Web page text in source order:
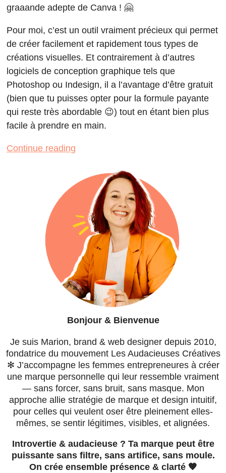
graaande adepte de Canva ! 🤗
Pour moi, c’est un outil vraiment précieux qui permet
de créer facilement et rapidement tous types de
créations visuelles. Et contrairement à d’autres
logiciels de conception graphique tels que
Photoshop ou Indesign, il a l’avantage d’être gratuit
(bien que tu puisses opter pour la formule payante
qui reste très abordable 😉) tout en étant bien plus
facile à prendre en main.
Continue reading
Bonjour & Bienvenue
Je suis Marion, brand & web designer depuis 2010,
fondatrice du mouvement Les Audacieuses Créatives
✻ J’accompagne les femmes entrepreneures à créer
une marque personnelle qui leur ressemble vraiment
— sans forcer, sans bruit, sans masque. Mon
approche allie stratégie de marque et design intuitif,
pour celles qui veulent oser être pleinement elles-
mêmes, se sentir légitimes, visibles, et alignées.
Introvertie & audacieuse ? Ta marque peut être
puissante sans filtre, sans artifice, sans moule.
On crée ensemble présence & clarté 🧡